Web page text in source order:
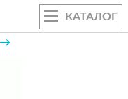
КАТАЛОГ
→